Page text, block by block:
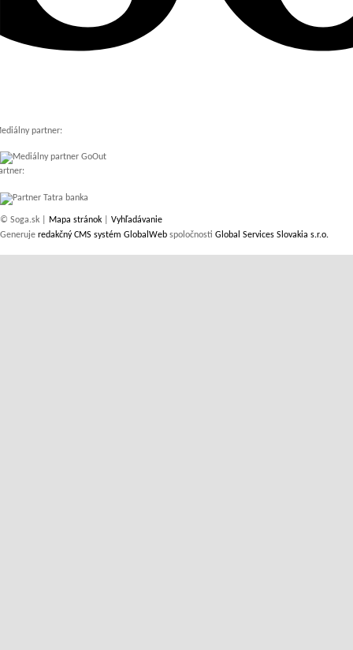
partner:
© Soga.sk | Mapa stránok
Vyhľadávanie
Generuje redakčný CMS systém GlobalWeb spoločnosti Global Services Slovakia s.r.o.